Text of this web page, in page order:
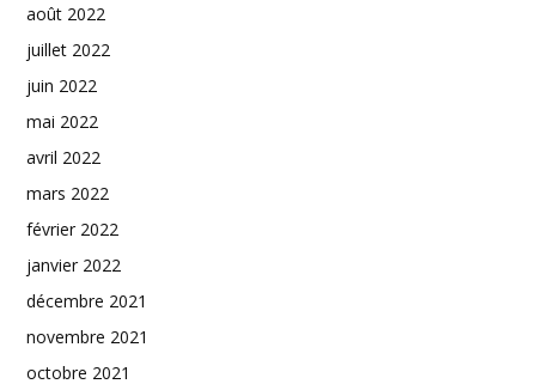
août 2022
juillet 2022
juin 2022
mai 2022
avril 2022
mars 2022
février 2022
janvier 2022
décembre 2021
novembre 2021
octobre 2021